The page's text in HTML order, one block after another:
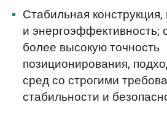
Стабильная
и энергоэффективность;
более высокую точность
позиционирования,
сред со строгими
стабильности и